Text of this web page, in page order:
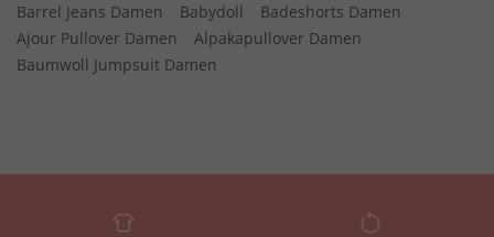
Barrel Jeans Damen
Babydoll
Badeshorts Damen
Ajour Pullover Damen
Alpakapullover Damen
Baumwoll Jumpsuit Damen